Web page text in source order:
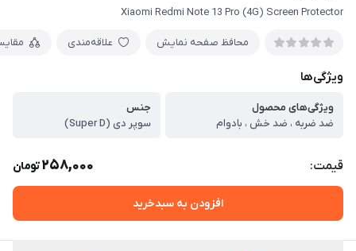
Xiaomi Redmi Note 13 Pro (4G) Screen Protector
محافظ صفحه نمایش علاقه‌مندی
ویژگی‌ها
ویژگی‌های محصول
ضد ضربه ، ضد خش ، بادوام
جنس
سوپر دی (Super D)
قیمت: 258,000تومان
افزودن به سبدخرید